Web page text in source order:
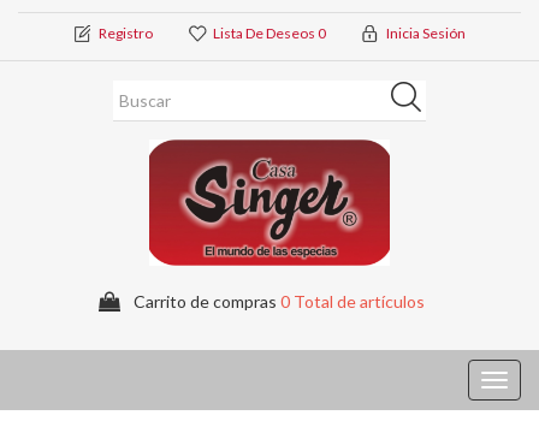
Registro Lista De Deseos 0 Inicia Sesión
Carrito de compras 0 Total de artículos